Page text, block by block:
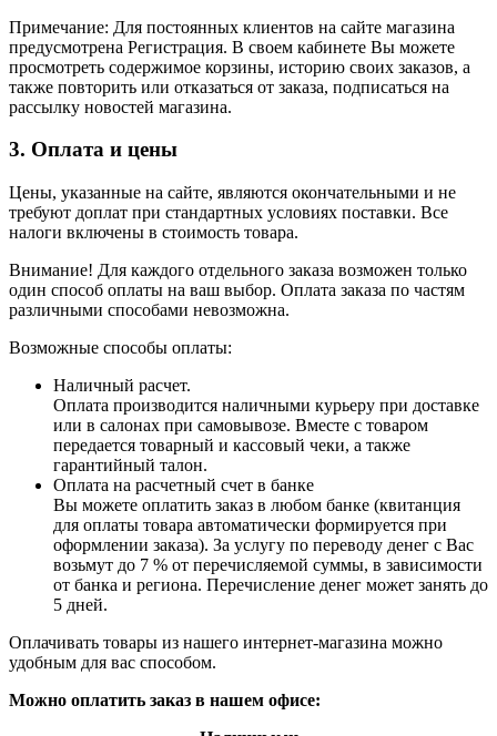
Примечание: Для постоянных клиентов на сайте магазина
предусмотрена Регистрация. В своем кабинете Вы можете
просмотреть содержимое корзины, историю своих заказов, а
также повторить или отказаться от заказа, подписаться на
рассылку новостей магазина.
3. Оплата и цены
Цены, указанные на сайте, являются окончательными и не
требуют доплат при стандартных условиях поставки. Все
налоги включены в стоимость товара.
Внимание! Для каждого отдельного заказа возможен только
один способ оплаты на ваш выбор. Оплата заказа по частям
различными способами невозможна.
Возможные способы оплаты:
Наличный расчет.
Оплата производится наличными курьеру при доставке
или в салонах при самовывозе. Вместе с товаром
передается товарный и кассовый чеки, а также
гарантийный талон.
Оплата на расчетный счет в банке
Вы можете оплатить заказ в любом банке (квитанция
для оплаты товара автоматически формируется при
оформлении заказа). За услугу по переводу денег с Вас
возьмут до 7 % от перечисляемой суммы, в зависимости
от банка и региона. Перечисление денег может занять до
5 дней.
Оплачивать товары из нашего интернет-магазина можно
удобным для вас способом.
Можно оплатить заказ в нашем офисе: